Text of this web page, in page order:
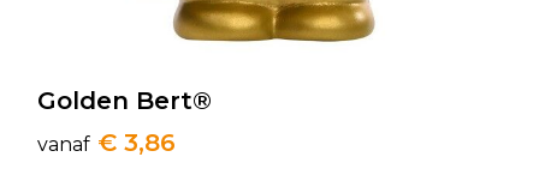
Golden Bert®
vanaf € 3,86